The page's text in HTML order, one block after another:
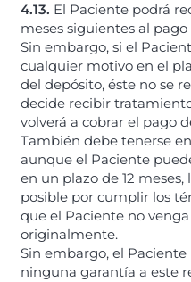
4.13. El Paciente podrá
meses siguientes al
Sin embargo, si el
cualquier motivo en el
del depósito, éste no se
decide recibir
volverá a cobrar el pago
También debe tenerse
aunque el Paciente
en un plazo de 12
posible por cumplir los
que el Paciente no
originalmente.
Sin embargo, el
ninguna garantía a este